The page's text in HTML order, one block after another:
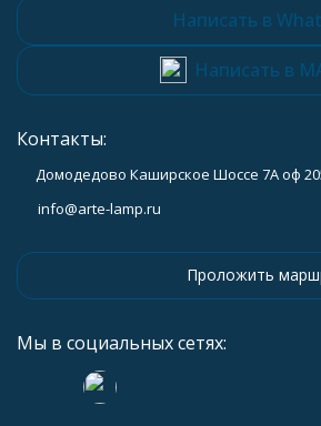
Написать в
Написать в
Контакты:
Домодедово Каширское Шоссе 7А оф
info@arte-lamp.ru
Проложить
Мы в социальных сетях: